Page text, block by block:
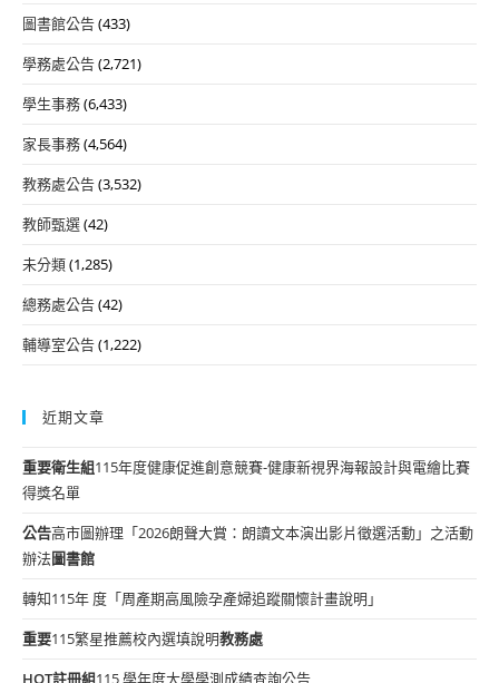
圖書館公告(433)
學務處公告(2,721)
學生事務(6,433)
家長事務(4,564)
教務處公告(3,532)
教師甄選(42)
未分類(1,285)
總務處公告(42)
輔導室公告(1,222)
近期文章
重要衛生組115年度健康促進創意競賽-健康新視界海報設計與電繪比賽
得獎名單
公告高市圖辦理「2026朗聲大賞：朗讀文本演出影片徵選活動」之活動
辦法圖書館
轉知115年 度「周產期高風險孕產婦追蹤關懷計畫說明」
重要115繁星推薦校內選填說明教務處
HOT註冊組115 學年度大學學測成績查詢公告